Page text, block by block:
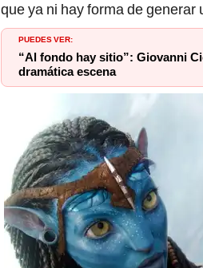
que ya ni hay forma de
PUEDES VER:
“Al fondo hay sitio”: Giovanni
dramática escena